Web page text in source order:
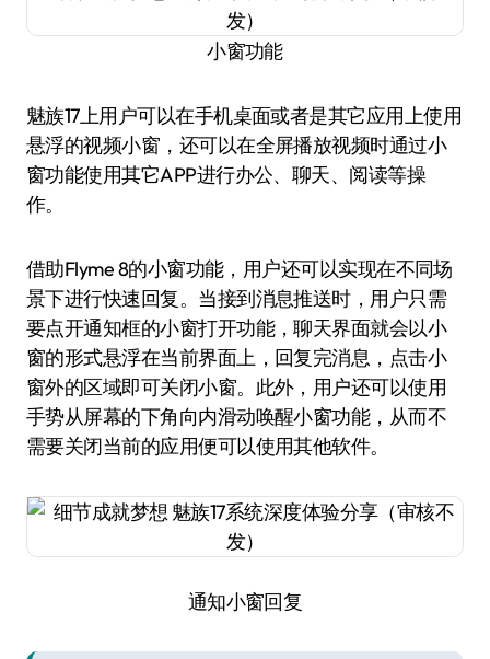
小窗功能
魅族17上用户可以在手机桌面或者是其它应用上使用
悬浮的视频小窗，还可以在全屏播放视频时通过小
窗功能使用其它APP进行办公、聊天、阅读等操
作。
借助Flyme 8的小窗功能，用户还可以实现在不同场
景下进行快速回复。当接到消息推送时，用户只需
要点开通知框的小窗打开功能，聊天界面就会以小
窗的形式悬浮在当前界面上，回复完消息，点击小
窗外的区域即可关闭小窗。此外，用户还可以使用
手势从屏幕的下角向内滑动唤醒小窗功能，从而不
需要关闭当前的应用便可以使用其他软件。
通知小窗回复